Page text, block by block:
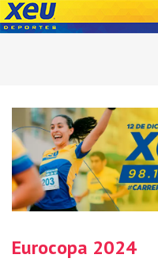
Eurocopa 2024